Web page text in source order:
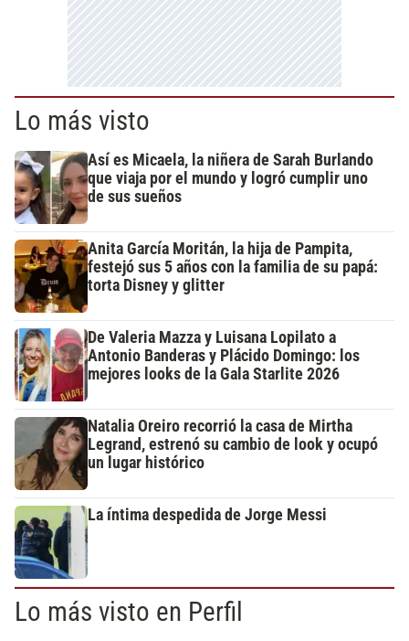
Lo más visto
Así es Micaela, la niñera de Sarah Burlando
que viaja por el mundo y logró cumplir uno
de sus sueños
Anita García Moritán, la hija de Pampita,
festejó sus 5 años con la familia de su papá:
torta Disney y glitter
De Valeria Mazza y Luisana Lopilato a
Antonio Banderas y Plácido Domingo: los
mejores looks de la Gala Starlite 2026
Natalia Oreiro recorrió la casa de Mirtha
Legrand, estrenó su cambio de look y ocupó
un lugar histórico
La íntima despedida de Jorge Messi
Lo más visto en Perfil